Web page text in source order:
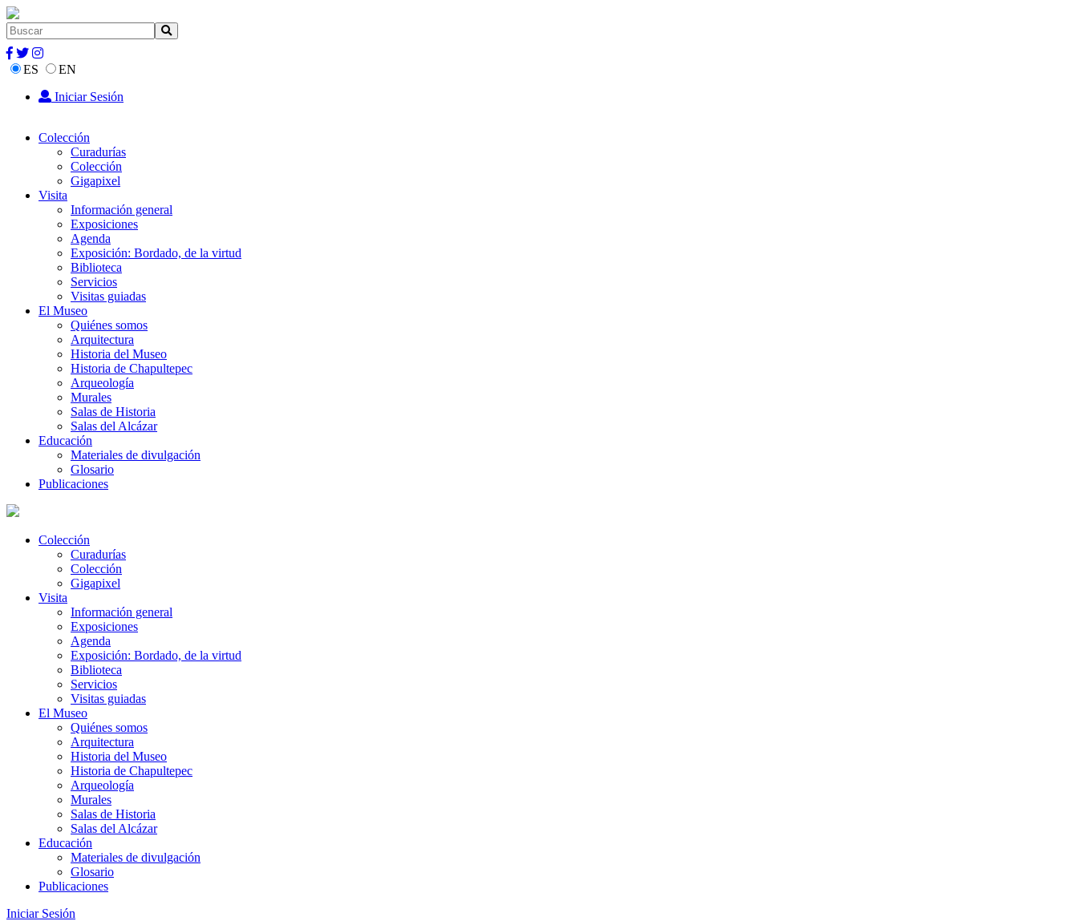
ES
EN
Iniciar Sesión
Colección
Curadurías
Colección
Gigapixel
Visita
Información general
Exposiciones
Agenda
Exposición: Bordado, de la virtud
Biblioteca
Servicios
Visitas guiadas
El Museo
Quiénes somos
Arquitectura
Historia del Museo
Historia de Chapultepec
Arqueología
Murales
Salas de Historia
Salas del Alcázar
Educación
Materiales de divulgación
Glosario
Publicaciones
Colección
Curadurías
Colección
Gigapixel
Visita
Información general
Exposiciones
Agenda
Exposición: Bordado, de la virtud
Biblioteca
Servicios
Visitas guiadas
El Museo
Quiénes somos
Arquitectura
Historia del Museo
Historia de Chapultepec
Arqueología
Murales
Salas de Historia
Salas del Alcázar
Educación
Materiales de divulgación
Glosario
Publicaciones
Iniciar Sesión